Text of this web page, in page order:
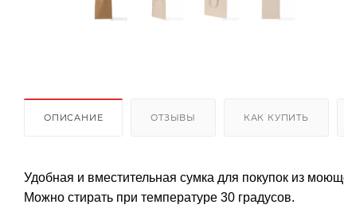
ОПИСАНИЕ ОТЗЫВЫ КАК КУПИТЬ
Удобная и вместительная сумка для покупок из
Можно стирать при температуре 30 градусов.